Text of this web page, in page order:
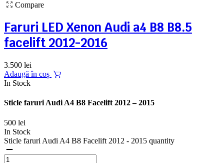
Compare
Faruri LED Xenon Audi a4 B8 B8.5
facelift 2012-2016
3.500 lei
Adaugă în coș
In Stock
Sticle faruri Audi A4 B8 Facelift 2012 – 2015
500 lei
In Stock
Sticle faruri Audi A4 B8 Facelift 2012 - 2015 quantity